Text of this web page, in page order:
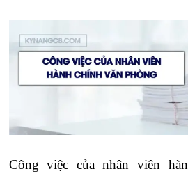
Công việc của nhân viên